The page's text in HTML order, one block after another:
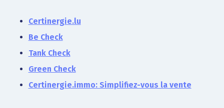
Certinergie.lu
Be Check
Tank Check
Green Check
Certinergie.immo: Simplifiez-vous la vente